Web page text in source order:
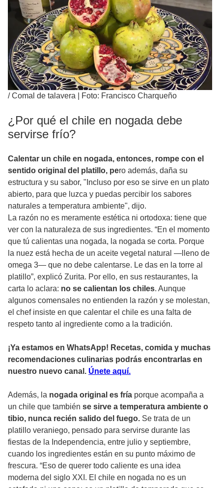
/Comal de talavera | Foto: Francisco Charqueño
¿Por qué el chile en nogada debe
servirse frío?
Calentar un chile en nogada, entonces, rompe con el
sentido original del platillo, pero además, daña su
estructura y su sabor, "Incluso por eso se sirve en un plato
abierto, para que luzca y puedas percibir los sabores
naturales a temperatura ambiente", dijo.
La razón no es meramente estética ni ortodoxa: tiene que
ver con la naturaleza de sus ingredientes. “En el momento
que tú calientas una nogada, la nogada se corta. Porque
la nuez está hecha de un aceite vegetal natural —lleno de
omega 3— que no debe calentarse. Le das en la torre al
platillo”, explicó Zurita. Por ello, en sus restaurantes, la
carta lo aclara: no se calientan los chiles. Aunque
algunos comensales no entienden la razón y se molestan,
el chef insiste en que calentar el chile es una falta de
respeto tanto al ingrediente como a la tradición.
¡Ya estamos en WhatsApp! Recetas, comida y muchas
recomendaciones culinarias podrás encontrarlas en
nuestro nuevo canal. Únete aquí.
Además, la nogada original es fría porque acompaña a
un chile que también se sirve a temperatura ambiente o
tibio, nunca recién salido del fuego. Se trata de un
platillo veraniego, pensado para servirse durante las
fiestas de la Independencia, entre julio y septiembre,
cuando los ingredientes están en su punto máximo de
frescura. “Eso de querer todo caliente es una idea
moderna del siglo XXI. El chile en nogada no es un